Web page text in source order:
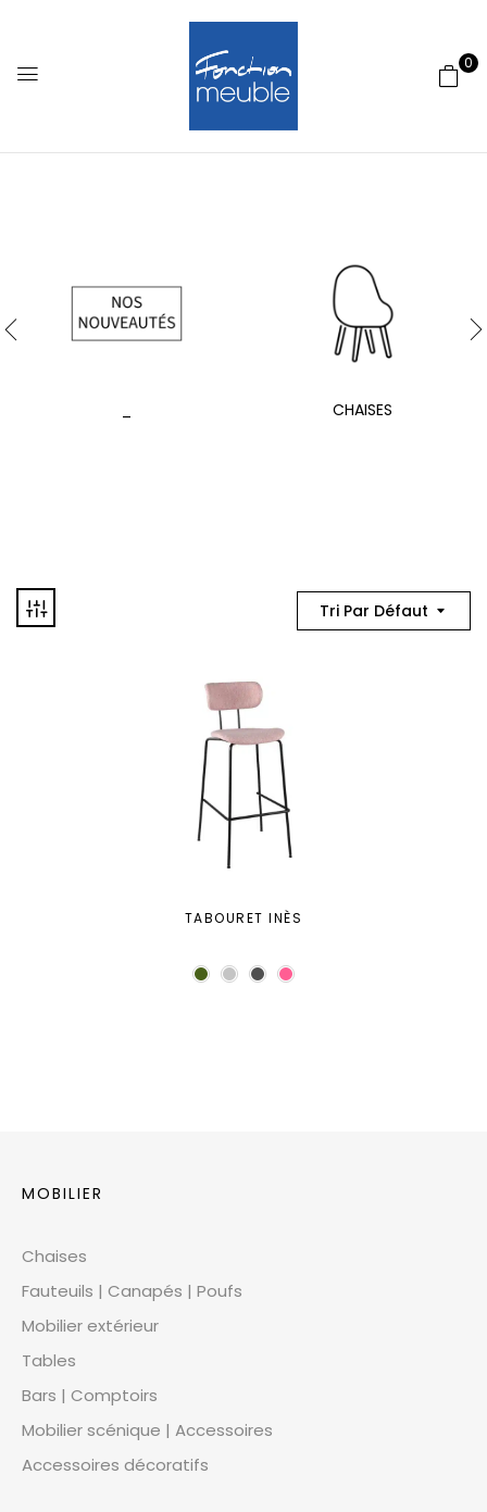
0
CHAISES
Tri Par Défaut
TABOURET INÈS
MOBILIER
Chaises
Fauteuils | Canapés | Poufs
Mobilier extérieur
Tables
Bars | Comptoirs
Mobilier scénique | Accessoires
Accessoires décoratifs